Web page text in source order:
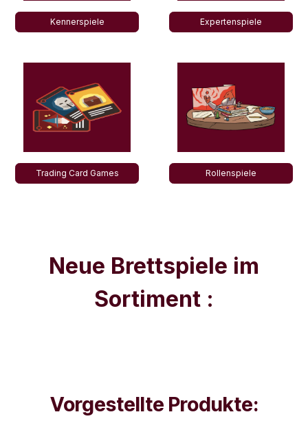
Kennerspiele Expertenspiele
Trading Card Games Rollenspiele
Neue Brettspiele im
Sortiment :​
Vorgestellte Produkte: